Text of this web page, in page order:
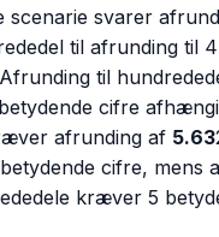
scenarie svarer
til afrunding til
til
cifre
afrunding af 5.63
cifre, mens
kræver 5